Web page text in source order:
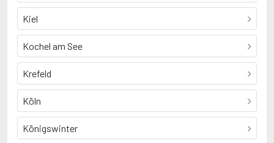
Kiel
Kochel am See
Krefeld
Köln
Königswinter